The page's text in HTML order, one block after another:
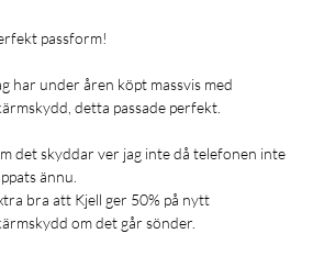
har under åren köpt massvis med
detta passade perfekt.
det skyddar ver jag inte då telefonen inte
ännu.
bra att Kjell ger 50% på nytt
om det går sönder.